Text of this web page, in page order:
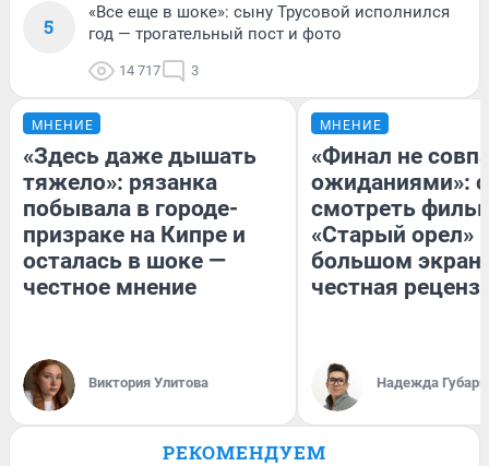
5
«Все еще в шоке»: сыну Трусовой исполнился
год — трогательный пост и фото
14 717 3
МНЕНИЕ
«Здесь даже дышать
тяжело»: рязанка
побывала в городе-
призраке на Кипре и
осталась в шоке —
честное мнение
Виктория Улитова
МНЕНИЕ
«Финал не
ожиданиями»:
смотреть
«Старый орел»
большом
честная
Надежда Губарь
РЕКОМЕНДУЕМ